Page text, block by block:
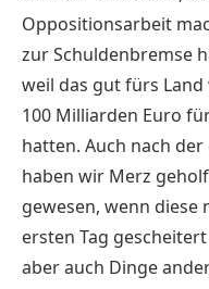
Oppositionsarbeit
zur Schuldenbremse
weil das gut fürs
100 Milliarden Euro
hatten. Auch nach
haben wir Merz
gewesen, wenn diese
ersten Tag
aber auch Dinge